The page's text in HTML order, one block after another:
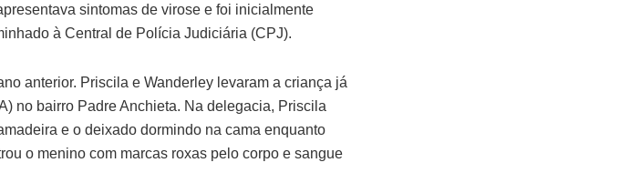
sintomas de virose e foi inicialmente
à Central de Polícia Judiciária (CPJ).
anterior. Priscila e Wanderley levaram a criança já
no bairro Padre Anchieta. Na delegacia, Priscila
e o deixado dormindo na cama enquanto
o menino com marcas roxas pelo corpo e sangue